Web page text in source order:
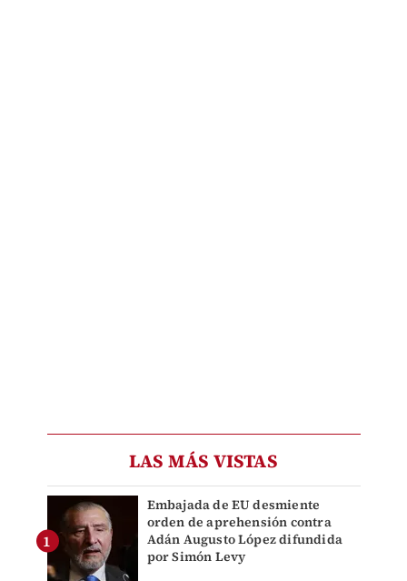
LAS MÁS VISTAS
Embajada de EU desmiente
orden de aprehensión contra
Adán Augusto López difundida
por Simón Levy